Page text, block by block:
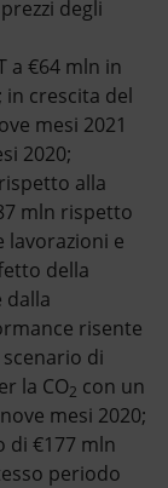
degli
a €64 mln in
in crescita del
mesi 2021
2020;
alla
mln rispetto
lavorazioni e
della
dalla
risente
di
la CO2 con un
mesi 2020;
di €177 mln
periodo